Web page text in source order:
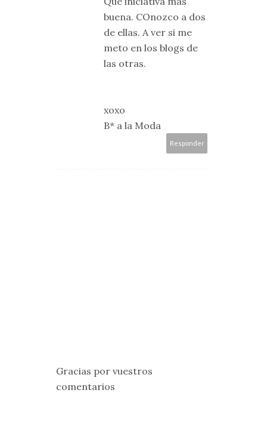
buena. COnozco a dos
de ellas. A ver si me
meto en los blogs de
las otras.
xoxo
B* a la Moda
Responder
Gracias por vuestros
comentarios